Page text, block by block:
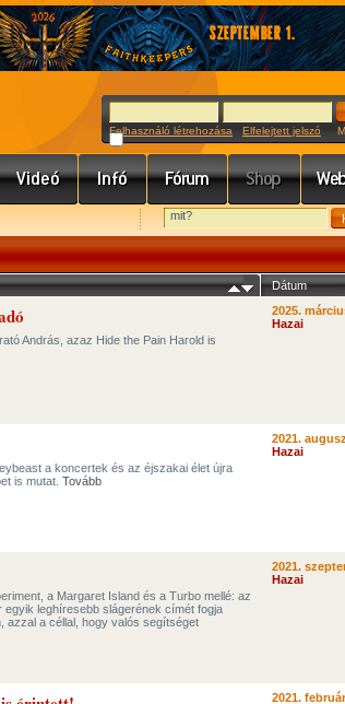
Felhasználó létrehozása Elfelejtett jelszó
Dátum
András, azaz Hide the Pain Harold is
2025.
Hazai
a koncertek és az éjszakai élet újra
is mutat. Tovább
2021.
Hazai
a Margaret Island és a Turbo mellé: az
leghíresebb slágerének címét fogja
azzal a céllal, hogy valós segítséget
2021.
Hazai
2021.